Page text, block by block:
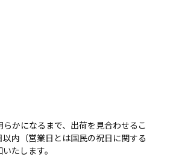
かになるまで、出荷を見合わせるこ
内（営業日とは国民の祝日に関する
たします。